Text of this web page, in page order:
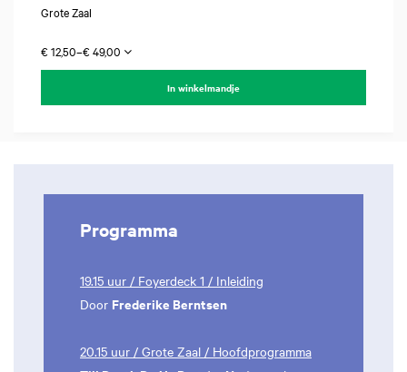
Grote Zaal
€ 12,50–€ 49,00
In winkelmandje
Programma
19.15 uur / Foyerdeck 1 / Inleiding
Door Frederike Berntsen
20.15 uur / Grote Zaal / Hoofdprogramma